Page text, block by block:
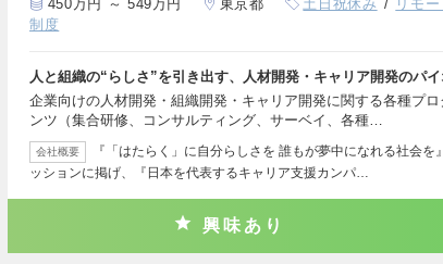
450万円 ～ 549万円 東京都 土日祝休み リモ
制度
人と組織の“らしさ”を引き出す、人材開発・キャリア開発のパ
企業向けの人材開発・組織開発・キャリア開発に関する各種プ
ンツ（集合研修、コンサルティング、サーベイ、各種…
会社概要
『「はたらく」に自分らしさを 誰もが夢中になれる社会を
ッションに掲げ、『日本を代表するキャリア支援カンパ…
興味あり